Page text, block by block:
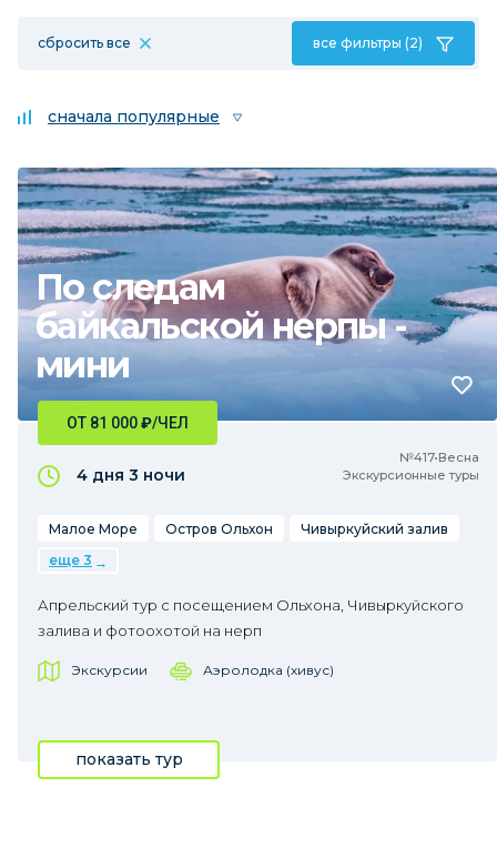
сбросить все все фильтры (2)
сначала популярные
По следам
байкальской нерпы -
мини
№417•Весна
Экскурсионные туры
ОТ 81 000₽/ЧЕЛ
4 дня 3 ночи
Малое Море Остров Ольхон
Чивыркуйский залив
еще 3
Апрельский тур с посещением Ольхона, Чивыркуйского
залива и фотоохотой на нерп
Экскурсии Аэролодка (хивус)
показать тур